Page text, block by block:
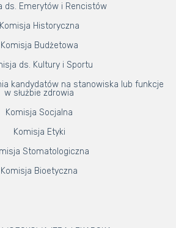
ds. Emerytów i Rencistów
Komisja Historyczna
Komisja Budżetowa
ds. Kultury i Sportu
kandydatów na stanowiska lub funkcje
w służbie zdrowia
Komisja Socjalna
Komisja Etyki
Stomatologiczna
Komisja Bioetyczna